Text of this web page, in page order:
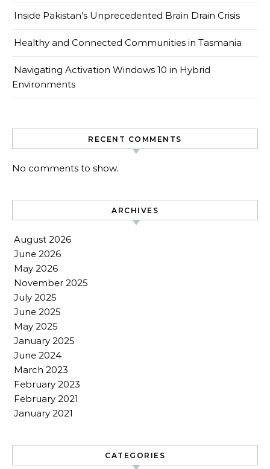
Inside Pakistan’s Unprecedented Brain Drain Crisis
Healthy and Connected Communities in Tasmania
Navigating Activation Windows 10 in Hybrid
Environments
RECENT COMMENTS
No comments to show.
ARCHIVES
August 2026
June 2026
May 2026
November 2025
July 2025
June 2025
May 2025
January 2025
June 2024
March 2023
February 2023
February 2021
January 2021
CATEGORIES